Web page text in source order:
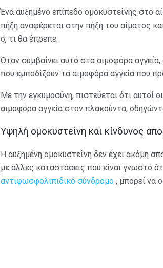
Ένα αυξημένο επίπεδο ομοκυστεΐνης στο
πήξη αναφέρεται στην πήξη του αίματος
ό, τι θα έπρεπε.
Όταν συμβαίνει αυτό στα αιμοφόρα
που εμποδίζουν τα αιμοφόρα αγγεία που
Με την εγκυμοσύνη, πιστεύεται ότι αυτοί
αιμοφόρα αγγεία στον πλακούντα,
Υψηλή ομοκυστεΐνη και κίνδυνος
Η αυξημένη ομοκυστεΐνη δεν έχει ακόμη
με άλλες καταστάσεις που είναι γνωστό
αντιφωσφολιπιδικό σύνδρομο , μπορεί να